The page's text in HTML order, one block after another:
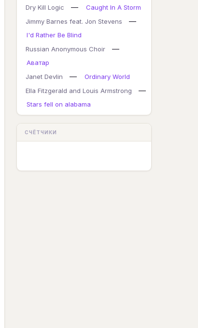
Dry Kill Logic —
Caught In A Storm
Jimmy Barnes feat. Jon Stevens
—
I'd Rather Be Blind
Russian Anonymous Choir
—
Аватар
Janet Devlin
—
Ordinary World
Ella Fitzgerald and Louis Armstrong
—
Stars fell on alabama
СЧЁТЧИКИ